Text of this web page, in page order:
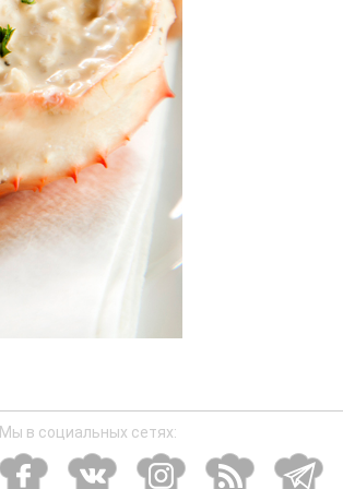
Мы в социальных сетях: